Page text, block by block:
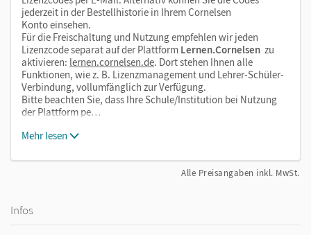
jederzeit in der Bestellhistorie in Ihrem Cornelsen
Konto einsehen.
Für die Freischaltung und Nutzung empfehlen wir jeden
Lizenzcode separat auf der Plattform Lernen.Cornelsen zu
aktivieren: lernen.cornelsen.de. Dort stehen Ihnen alle
Funktionen, wie z. B. Lizenzmanagement und Lehrer-Schüler-
Verbindung, vollumfänglich zur Verfügung.
Bitte beachten Sie, dass Ihre Schule/Institution bei Nutzung
der Plattform pe…
Mehr lesen
Alle Preisangaben inkl. MwSt.
Infos